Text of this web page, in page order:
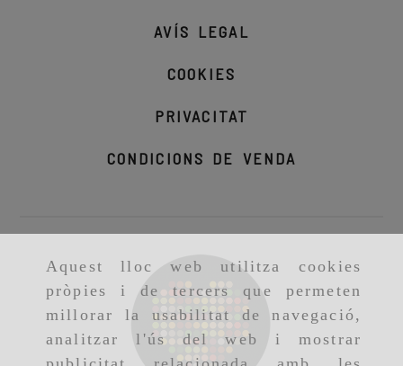
Aquest lloc web utilitza cookies
pròpies i de tercers que permeten
millorar la usabilitat de navegació,
analitzar l'ús del web i mostrar
AVÍS LEGAL
COOKIES
PRIVACITAT
CONDICIONS DE VENDA